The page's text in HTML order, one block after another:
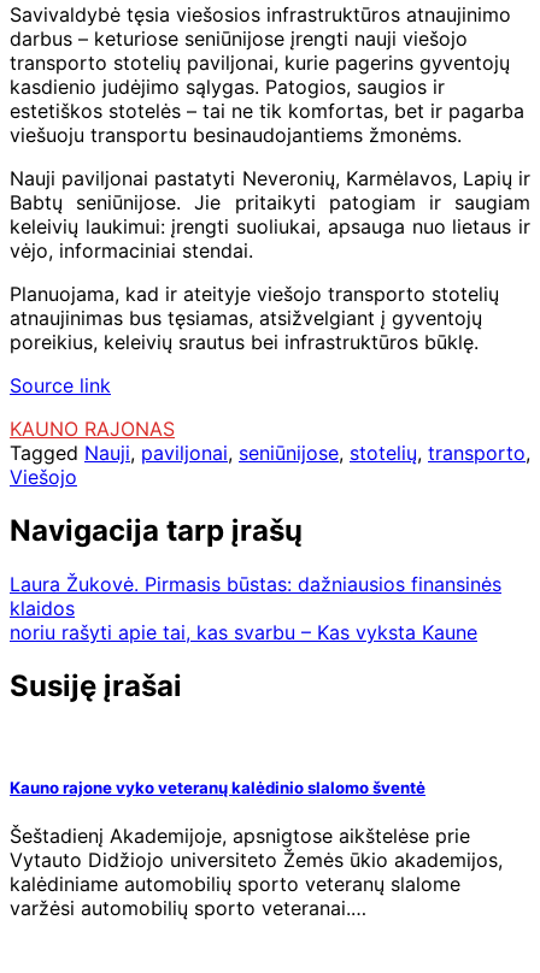
Savivaldybė tęsia viešosios infrastruktūros atnaujinimo
darbus – keturiose seniūnijose įrengti nauji viešojo
transporto stotelių paviljonai, kurie pagerins gyventojų
kasdienio judėjimo sąlygas. Patogios, saugios ir
estetiškos stotelės – tai ne tik komfortas, bet ir pagarba
viešuoju transportu besinaudojantiems žmonėms.
Nauji paviljonai pastatyti Neveronių, Karmėlavos, Lapių ir
Babtų seniūnijose. Jie pritaikyti patogiam ir saugiam
keleivių laukimui: įrengti suoliukai, apsauga nuo lietaus ir
vėjo, informaciniai stendai.
Planuojama, kad ir ateityje viešojo transporto stotelių
atnaujinimas bus tęsiamas, atsižvelgiant į gyventojų
poreikius, keleivių srautus bei infrastruktūros būklę.
Source link
KAUNO RAJONAS
Tagged Nauji, paviljonai, seniūnijose, stotelių, transporto,
Viešojo
Navigacija tarp įrašų
Laura Žukovė. Pirmasis būstas: dažniausios finansinės
klaidos
noriu rašyti apie tai, kas svarbu – Kas vyksta Kaune
Susiję įrašai
Kauno rajone vyko veteranų kalėdinio slalomo šventė
Šeštadienį Akademijoje, apsnigtose aikštelėse prie
Vytauto Didžiojo universiteto Žemės ūkio akademijos,
kalėdiniame automobilių sporto veteranų slalome
varžėsi automobilių sporto veteranai.…